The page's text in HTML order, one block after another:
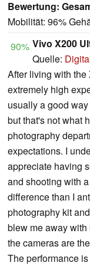
Bewertung:
Mobilität: 96%
90% Vivo X200
Quelle:
After living with the
extremely high
usually a good
but that's not what
photography
expectations. I
appreciate having
and shooting with
difference than I
photography kit
blew me away
the cameras are
The performance